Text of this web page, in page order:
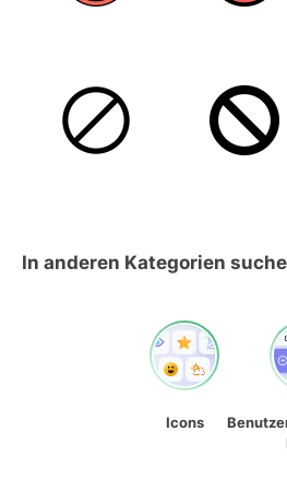
In anderen Kategorien
Icons